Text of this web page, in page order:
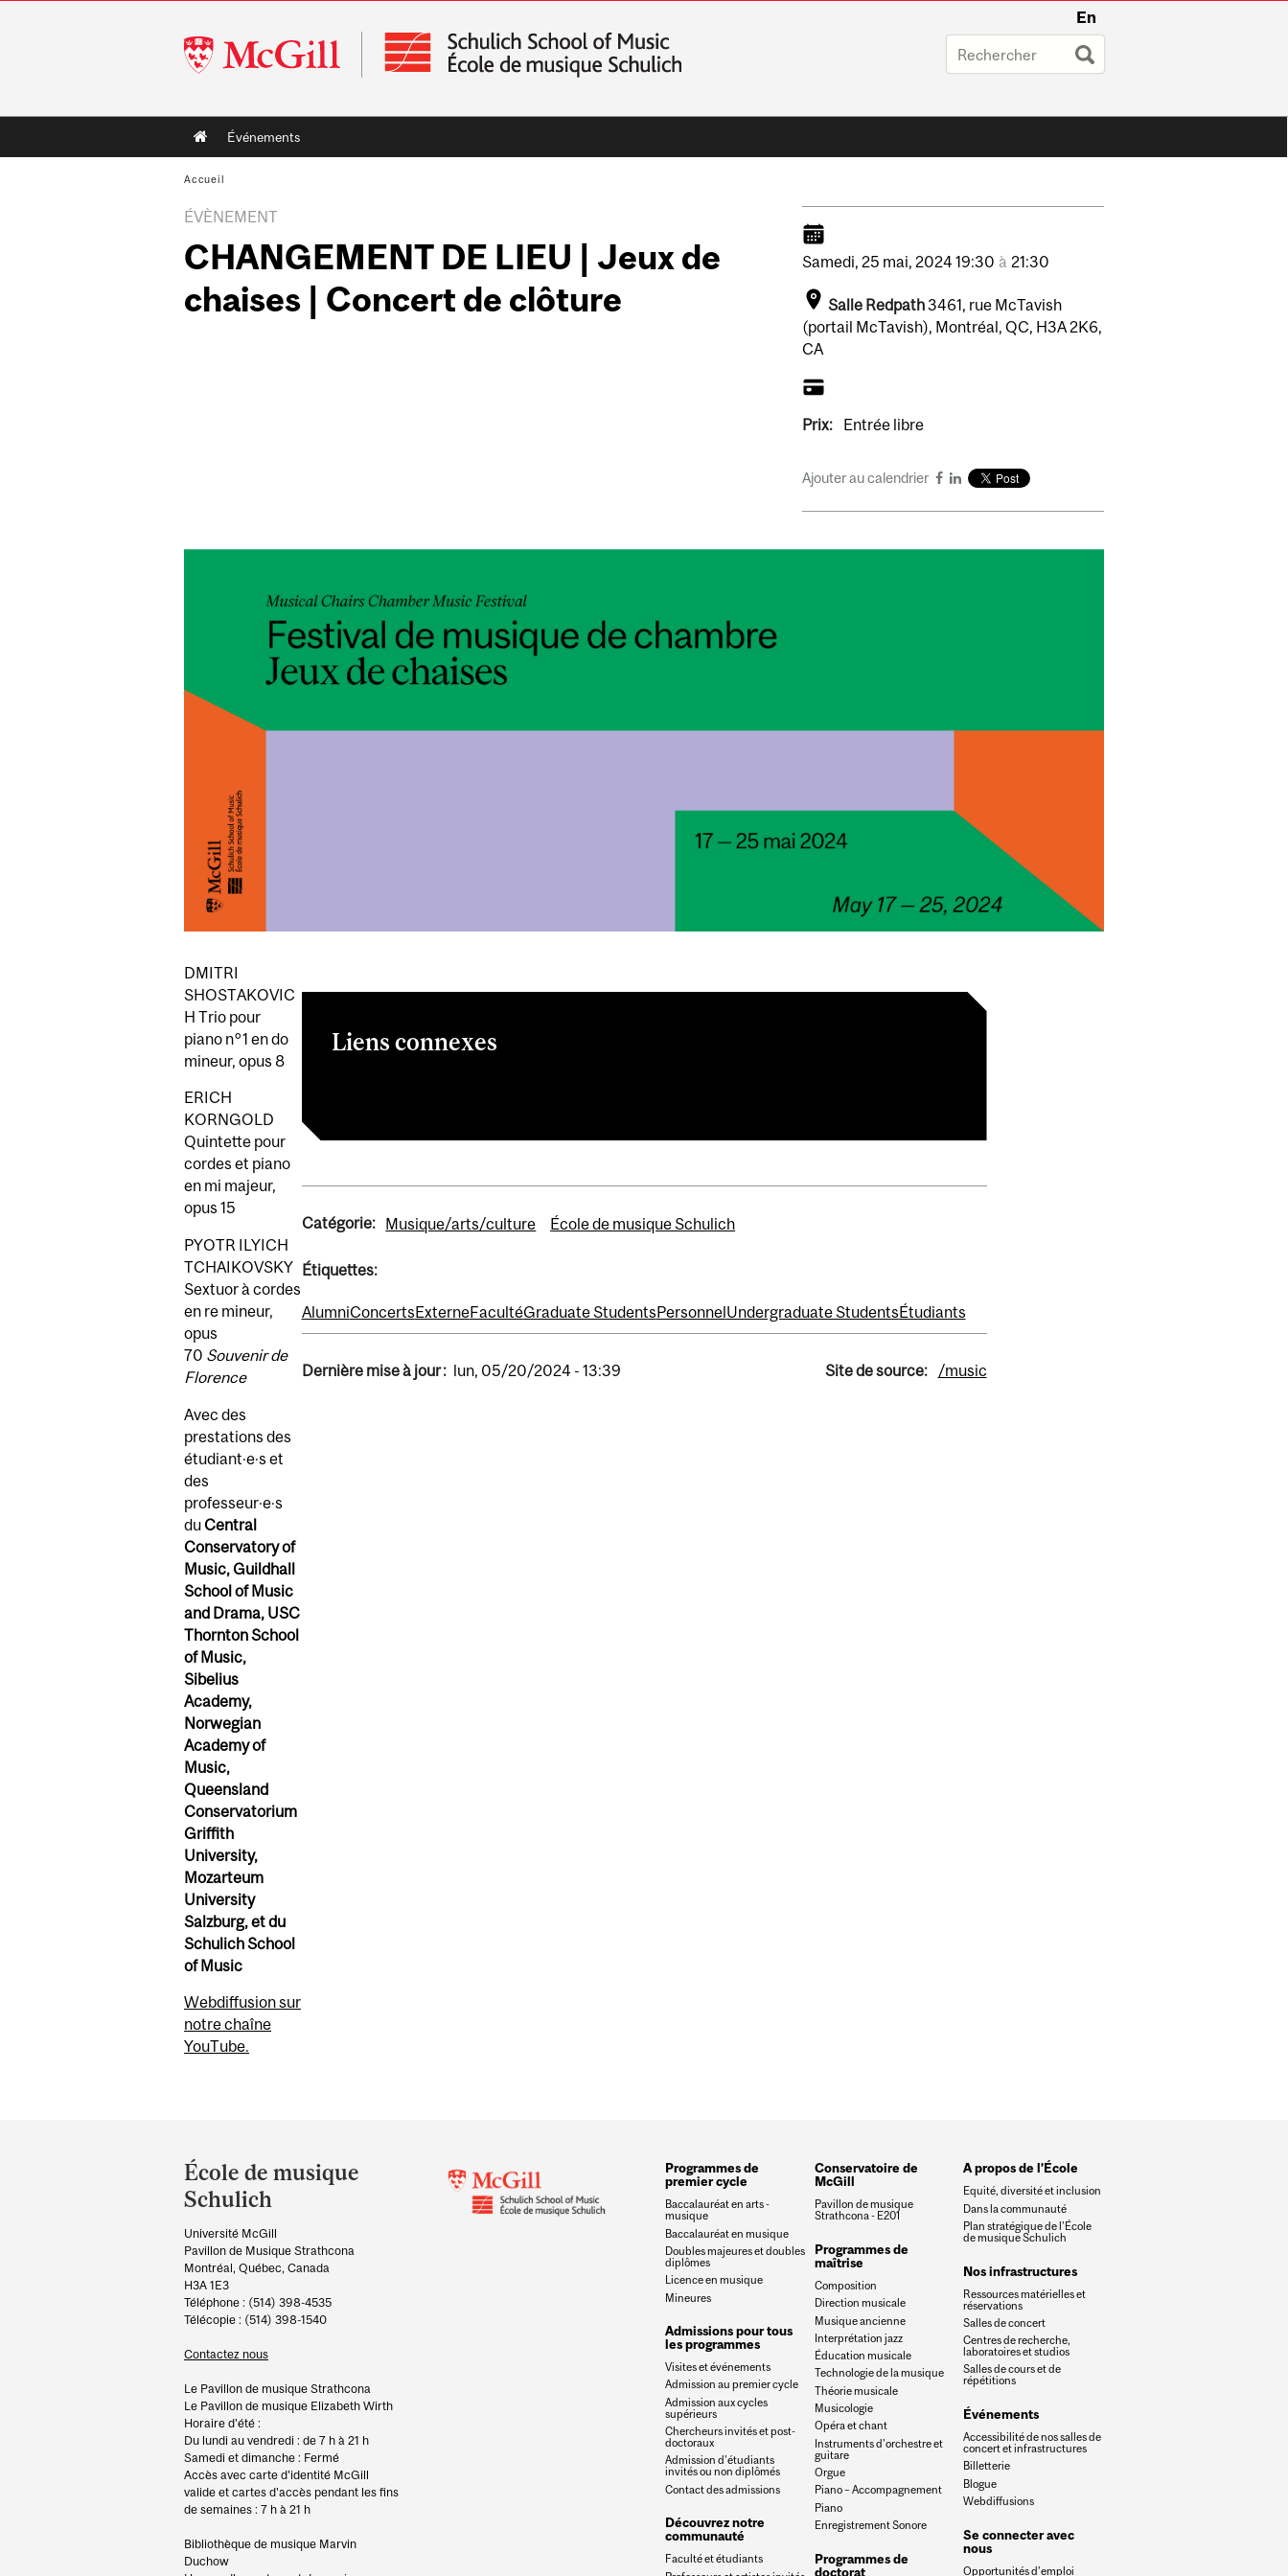
McGill
University
En
Main
navigation
Événements
Accueil
ÉVÈNEMENT
CHANGEMENT DE LIEU | Jeux de
chaises | Concert de clôture
Samedi, 25 mai, 2024 19:30 à 21:30
Salle Redpath3461, rue McTavish
(portail McTavish), Montréal, QC, H3A 2K6,
CA
Prix: Entrée libre
Ajouter au calendrier
DMITRI
SHOSTAKOVIC
H Trio pour
piano n°1 en do
mineur, opus 8
ERICH
KORNGOLD
Quintette pour
cordes et piano
en mi majeur,
opus 15
PYOTR ILYICH
TCHAIKOVSKY
Sextuor à cordes
en re mineur,
opus
70 Souvenir de
Florence
Avec des
prestations des
étudiant·e·s et
des
professeur·e·s
duCentral
Conservatory of
Music, Guildhall
School of Music
and Drama, USC
Thornton School
of Music,
Sibelius
Academy,
Norwegian
Academy of
Music,
Queensland
Conservatorium
Griffith
University,
Mozarteum
University
Salzburg, et du
Schulich School
of Music
Webdiffusion sur
notre chaîne
YouTube.
Liens connexes
Catégorie: Musique/arts/culture École de musique Schulich
Étiquettes:
AlumniConcertsExterneFacultéGraduate StudentsPersonnelUndergraduate StudentsÉtudiants
Dernière mise à jour : lun, 05/20/2024 - 13:39 Site de source: /music
and
University
Information
École de musique
Schulich
Université McGill
Pavillon de Musique Strathcona
Montréal, Québec, Canada
H3A 1E3
Téléphone : (514) 398-4535
Télécopie : (514) 398-1540
Contactez nous
Le Pavillon de musique Strathcona
Le Pavillon de musique Elizabeth Wirth
Horaire d'été :
Du lundi au vendredi : de 7 h à 21 h
Samedi et dimanche : Fermé
Accès avec carte d'identité McGill
valide et cartes d'accès pendant les fins
de semaines : 7 h à 21 h
Bibliothèque de musique Marvin
Duchow
Programmes de
premier cycle
Baccalauréat en arts -
musique
Baccalauréat en musique
Doubles majeures et doubles
diplômes
Licence en musique
Mineures
Admissions pour tous
les programmes
Visites et événements
Admission au premier cycle
Admission aux cycles
supérieurs
Chercheurs invités et post-
doctoraux
Admission d'étudiants
invités ou non diplômés
Contact des admissions
Découvrez notre
communauté
Faculté et étudiants
Conservatoire de
McGill
Pavillon de musique
Strathcona - E201
Programmes de
maîtrise
Composition
Direction musicale
Musique ancienne
Interprétation jazz
Éducation musicale
Technologie de la musique
Théorie musicale
Musicologie
Opéra et chant
Instruments d’orchestre et
guitare
Orgue
Piano – Accompagnement
Piano
Enregistrement Sonore
Programmes de
doctorat
A propos de l’École
Equité, diversité et inclusion
Dans la communauté
Plan stratégique de l’École
de musique Schulich
Nos infrastructures
Ressources matérielles et
réservations
Salles de concert
Centres de recherche,
laboratoires et studios
Salles de cours et de
répétitions
Événements
Accessibilité de nos salles de
concert et infrastructures
Billetterie
Blogue
Webdiffusions
Se connecter avec
nous
Opportunités d’emploi